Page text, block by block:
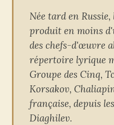
Née tard en
produit en moins
des chefs-d'œuvre
répertoire lyrique
Groupe des Cinq,
Korsakov,
française, depuis
Diaghilev.